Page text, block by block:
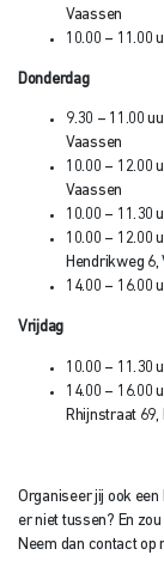
Vaassen
10.00 – 11.00
Donderdag
9.30 – 11.00
Vaassen
10.00 – 12.00
Vaassen
10.00 – 11.30
10.00 – 12.00
Hendrikweg 6,
14.00 – 16.00
Vrijdag
10.00 – 11.30
14.00 – 16.00
Rhijnstraat 69,
Organiseer jij ook
er niet tussen? En
Neem dan contact op